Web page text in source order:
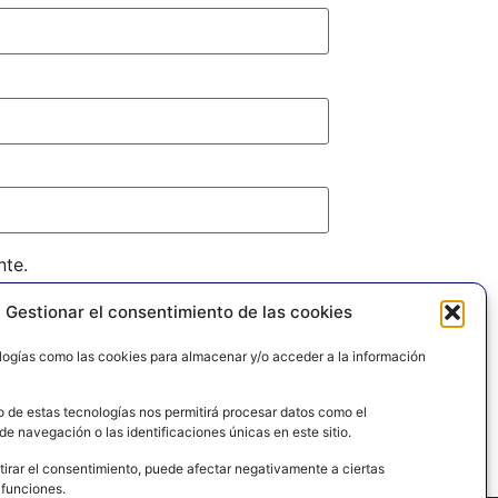
Gestionar el consentimiento de las cookies
como las cookies para almacenar y/o acceder a la información
de estas tecnologías nos permitirá procesar datos como el
navegación o las identificaciones únicas en este sitio.
el consentimiento, puede afectar negativamente a ciertas